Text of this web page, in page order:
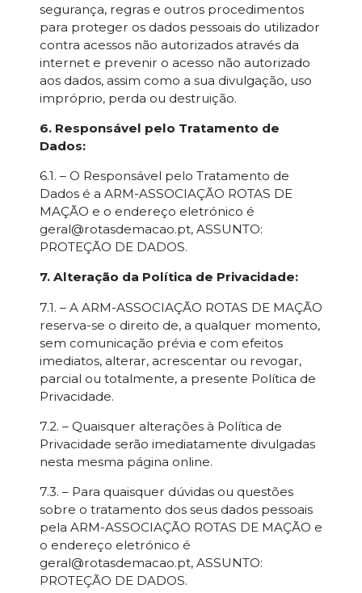
segurança, regras e outros procedimentos
para proteger os dados pessoais do utilizador
contra acessos não autorizados através da
internet e prevenir o acesso não autorizado
aos dados, assim como a sua divulgação, uso
impróprio, perda ou destruição.
6. Responsável pelo Tratamento de
Dados:
6.1. – O Responsável pelo Tratamento de
Dados é a ARM-ASSOCIAÇÃO ROTAS DE
MAÇÃO e o endereço eletrónico é
geral@rotasdemacao.pt, ASSUNTO:
PROTEÇÃO DE DADOS.
7. Alteração da Política de Privacidade:
7.1. – A ARM-ASSOCIAÇÃO ROTAS DE MAÇÃO
reserva-se o direito de, a qualquer momento,
sem comunicação prévia e com efeitos
imediatos, alterar, acrescentar ou revogar,
parcial ou totalmente, a presente Política de
Privacidade.
7.2. – Quaisquer alterações à Política de
Privacidade serão imediatamente divulgadas
nesta mesma página online.
7.3. – Para quaisquer dúvidas ou questões
sobre o tratamento dos seus dados pessoais
pela ARM-ASSOCIAÇÃO ROTAS DE MAÇÃO e
o endereço eletrónico é
geral@rotasdemacao.pt, ASSUNTO:
PROTEÇÃO DE DADOS.